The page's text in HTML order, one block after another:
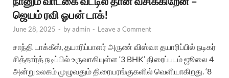
ஜெயம் ரவி ஓபன் டாக்!
June 28, 2025 - byadmin - Leave a Comment
சாந்தி டாக்கீஸ், தயாரிப்பாளர் அருண் விஸ்வா தயாரிப்பில் நடிகர்
சித்தார்த் நடிப்பில் உருவாகியுள்ள ‘3 BHK’ திரைப்படம் ஜூலை 4
அன்று உலகம் முழுவதும் திரையரங்குகளில் வெளியாகிறது. ‘8